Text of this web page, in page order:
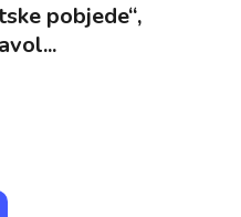
pobjede“,